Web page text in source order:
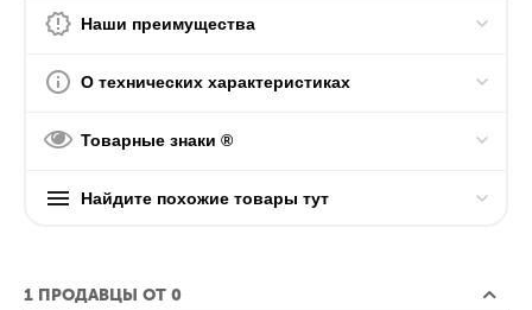
Наши преимущества
О технических характеристиках
Товарные знаки ®
Найдите похожие товары тут
1 ПРОДАВЦЫ ОТ 0